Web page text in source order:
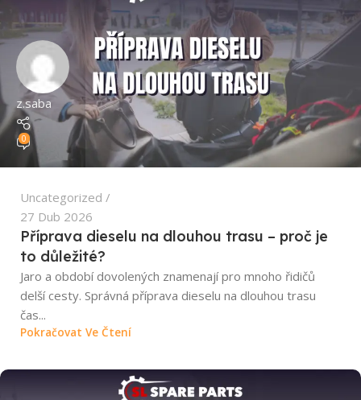
z.saba
0
Uncategorized
27 Dub 2026
Příprava dieselu na dlouhou trasu – proč je
to důležité?
Jaro a období dovolených znamenají pro mnoho řidičů
delší cesty. Správná příprava dieselu na dlouhou trasu
čas...
Pokračovat Ve Čtení